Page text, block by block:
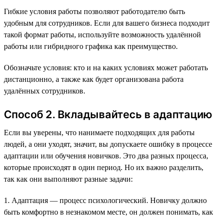
Гибкие условия работы позволяют работодателю быть
удобным для сотрудников. Если для вашего бизнеса подходит
такой формат работы, используйте возможность удалённой
работы или гибридного графика как преимущество.
Обозначьте условия: кто и на каких условиях может работать
дистанционно, а также как будет организована работа
удалённых сотрудников.
Способ 2. Вкладывайтесь в адаптацию
Если вы уверены, что нанимаете подходящих для работы
людей, а они уходят, значит, вы допускаете ошибку в процессе
адаптации или обучения новичков. Это два разных процесса,
которые происходят в один период. Но их важно разделить,
так как они выполняют разные задачи:
1. Адаптация — процесс психологический. Новичку должно
быть комфортно в незнакомом месте, он должен понимать, как